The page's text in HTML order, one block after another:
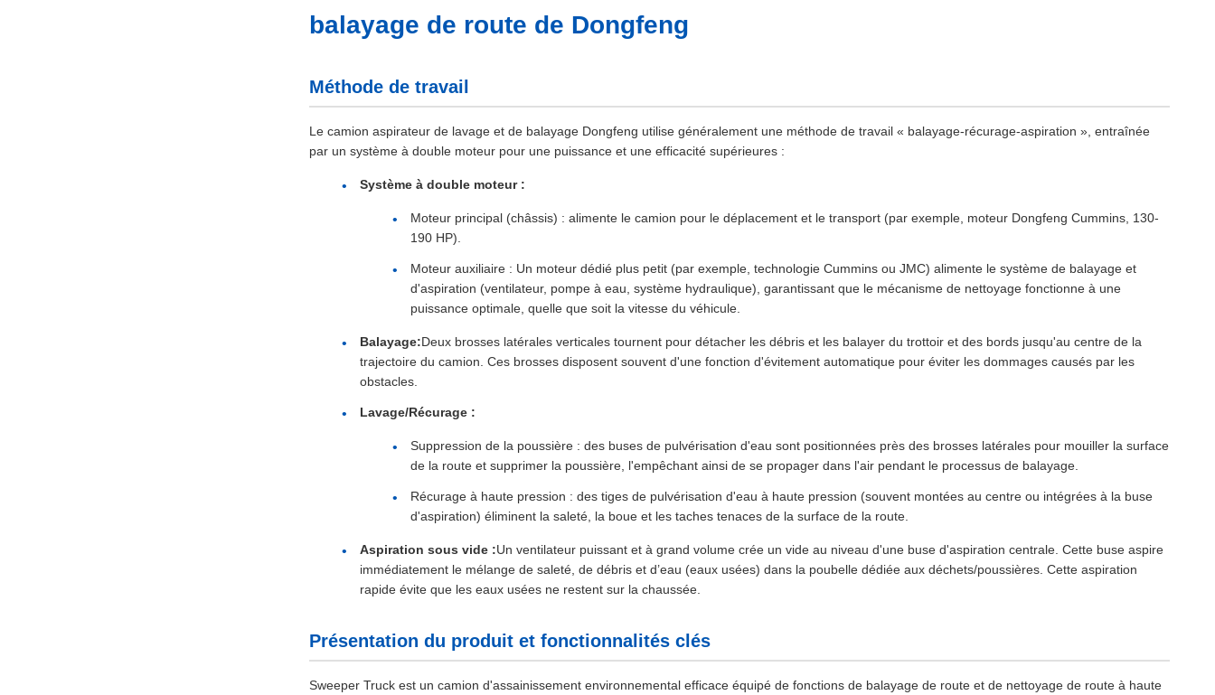
balayage de route de Dongfeng
Méthode de travail
Le camion aspirateur de lavage et de balayage Dongfeng utilise généralement une méthode de travail « balayage-récurage-aspiration », entraînée
par un système à double moteur pour une puissance et une efficacité supérieures :
Système à double moteur :
Moteur principal (châssis) : alimente le camion pour le déplacement et le transport (par exemple, moteur Dongfeng Cummins, 130-
190 HP).
Moteur auxiliaire : Un moteur dédié plus petit (par exemple, technologie Cummins ou JMC) alimente le système de balayage et
d'aspiration (ventilateur, pompe à eau, système hydraulique), garantissant que le mécanisme de nettoyage fonctionne à une
puissance optimale, quelle que soit la vitesse du véhicule.
Balayage:Deux brosses latérales verticales tournent pour détacher les débris et les balayer du trottoir et des bords jusqu'au centre de la
trajectoire du camion. Ces brosses disposent souvent d'une fonction d'évitement automatique pour éviter les dommages causés par les
obstacles.
Lavage/Récurage :
Suppression de la poussière : des buses de pulvérisation d'eau sont positionnées près des brosses latérales pour mouiller la surface
de la route et supprimer la poussière, l'empêchant ainsi de se propager dans l'air pendant le processus de balayage.
Récurage à haute pression : des tiges de pulvérisation d'eau à haute pression (souvent montées au centre ou intégrées à la buse
d'aspiration) éliminent la saleté, la boue et les taches tenaces de la surface de la route.
Aspiration sous vide :Un ventilateur puissant et à grand volume crée un vide au niveau d'une buse d'aspiration centrale. Cette buse aspire
immédiatement le mélange de saleté, de débris et d’eau (eaux usées) dans la poubelle dédiée aux déchets/poussières. Cette aspiration
rapide évite que les eaux usées ne restent sur la chaussée.
Présentation du produit et fonctionnalités clés
Sweeper Truck est un camion d'assainissement environnemental efficace équipé de fonctions de balayage de route et de nettoyage de route à haute